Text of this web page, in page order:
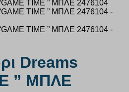
Dreams
” ΜΠΛΕ